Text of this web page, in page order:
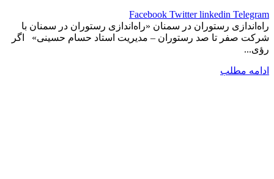
Facebook Twitter linkedin Telegram
راه‌اندازی رستوران در سمنان «راه‌اندازی رستوران در سمنان با
شرکت صفر تا صد رستوران – مدیریت استاد حسام حسینی» اگر
رؤی...
ادامه مطلب